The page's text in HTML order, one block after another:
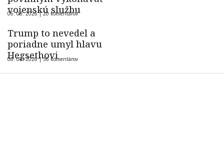
vojenskú službu
06. 08. 2026 |20 komentárov
Trump to nevedel a
poriadne umyl hlavu
Hegsethovi
06. 08. 2026 |36 komentárov